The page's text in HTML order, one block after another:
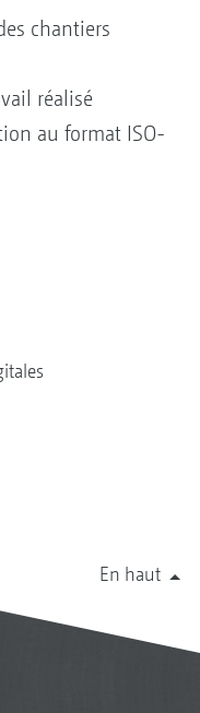
chantiers
réalisé
au format ISO-
En haut